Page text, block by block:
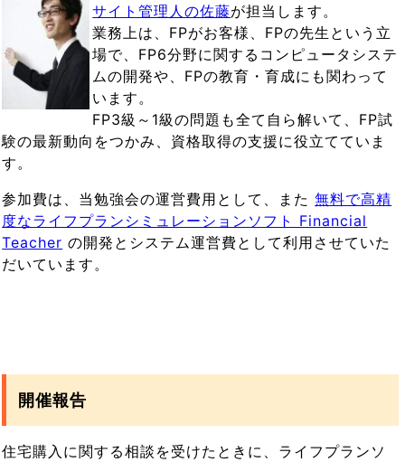
サイト管理人の佐藤が担当します。
業務上は、FPがお客様、FPの先生という立
場で、FP6分野に関するコンピュータシステ
ムの開発や、FPの教育・育成にも関わって
います。
FP3級～1級の問題も全て自ら解いて、FP試
験の最新動向をつかみ、資格取得の支援に役立てていま
す。
参加費は、当勉強会の運営費用として、また無料で高精
度なライフプランシミュレーションソフト Financial
Teacher の開発とシステム運営費として利用させていた
だいています。
開催報告
住宅購入に関する相談を受けたときに、ライフプランソ